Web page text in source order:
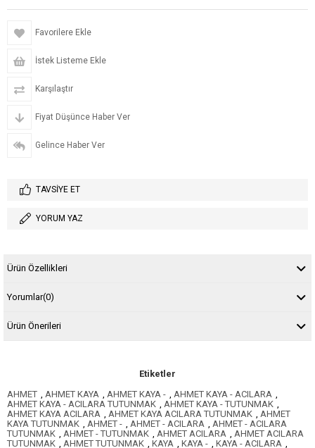
Favorilere Ekle
İstek Listeme Ekle
Karşılaştır
Fiyat Düşünce Haber Ver
Gelince Haber Ver
TAVSIYE ET
YORUM YAZ
Ürün Özellikleri
Yorumlar(0)
Ürün Önerileri
Etiketler
AHMET , AHMET KAYA , AHMET KAYA - , AHMET KAYA - ACILARA ,
AHMET KAYA - ACILARA TUTUNMAK , AHMET KAYA - TUTUNMAK ,
AHMET KAYA ACILARA , AHMET KAYA ACILARA TUTUNMAK , AHMET
KAYA TUTUNMAK , AHMET - , AHMET - ACILARA , AHMET - ACILARA
TUTUNMAK , AHMET - TUTUNMAK , AHMET ACILARA , AHMET ACILARA
TUTUNMAK , AHMET TUTUNMAK , KAYA , KAYA - , KAYA - ACILARA ,